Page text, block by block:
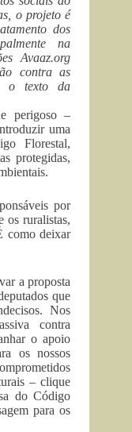
o projeto é
dos
na
Avaaz.org
contra as
o texto da
perigoso –
uma
Florestal,
protegidas,
por
os ruralistas,
como deixar
a proposta
que
Nos
contra
o apoio
os nossos
– clique
do Código
para os